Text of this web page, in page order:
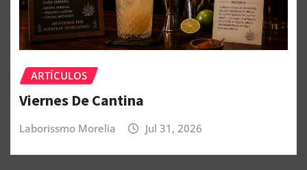
ARTÍCULOS
Viernes De Cantina
Laborissmo Morelia Jul 31, 2026